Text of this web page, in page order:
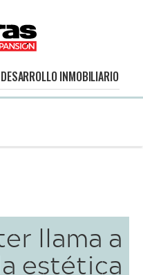
DESARROLLO INMOBILIARIO
llama a
estética